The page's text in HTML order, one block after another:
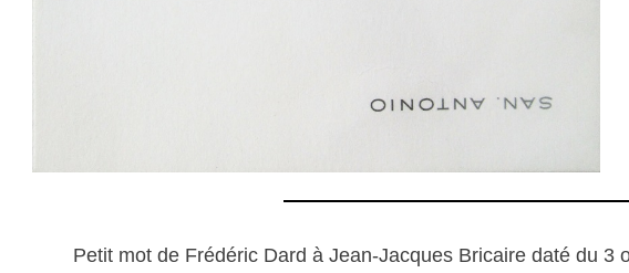
Petit mot de Frédéric Dard à Jean-Jacques Bricaire daté du